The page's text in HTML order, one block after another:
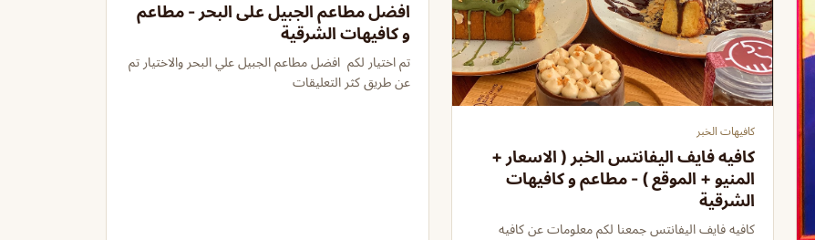
كافيهات الخبر
كافيه فايف اليفانتس الخبر ( الاسعار +
المنيو + الموقع ) - مطاعم و كافيهات
الشرقية
كافيه فايف اليفانتس جمعنا لكم معلومات عن كافيه
افضل مطاعم الجبيل على البحر - مطاعم
و كافيهات الشرقية
تم اختيار لكم افضل مطاعم الجبيل علي البحر والاختيار تم
عن طريق كثر التعليقات